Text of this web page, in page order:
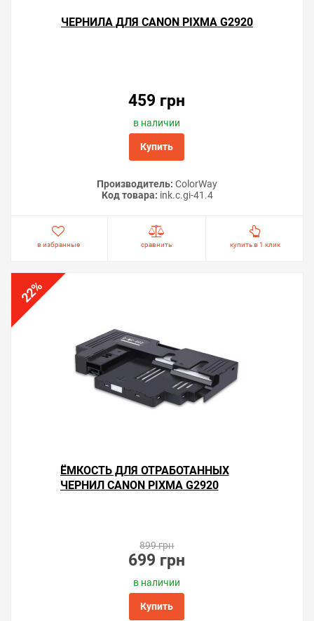
Советы по продлению срока
использования «памперса»
Не делайте без надобности прочистки
печатающей головки. Каждая прочистка тратит
3–5 % ресурса счётчика «памперса».
Используйте чернила проверенных
производителей, чтобы не приходилось
устранять засорение частыми прочистками.
Важно!Для восстановления работы принтера,
помимо замены абсорбера, также необходимо
Canon PIXMA G2920 — оформите заказ или напишите
онлайн-консультанту. Мы ответим на вопросы и
поможем сделать печать на принтере экономичной.
ЧЕРНИЛА ДЛЯ CANON PIXMA G2920
459 грн
в наличии
Купить
Производитель: ColorWay
Код товара: ink.c.gi-41.4
в избранные сравнить купить в 1 клик
22
%
ЁМКОСТЬ ДЛЯ ОТРАБОТАННЫХ
ЧЕРНИЛ CANON PIXMA G2920
899 грн
699 грн
в наличии
Купить